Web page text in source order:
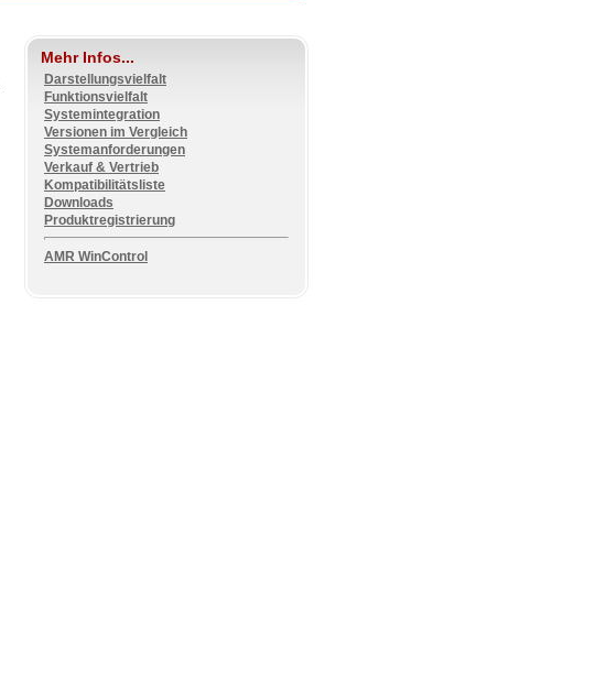
Mehr Infos...
Darstellungsvielfalt
Funktionsvielfalt
Systemintegration
Versionen im Vergleich
Systemanforderungen
Verkauf & Vertrieb
Kompatibilitätsliste
Downloads
Produktregistrierung
AMR WinControl